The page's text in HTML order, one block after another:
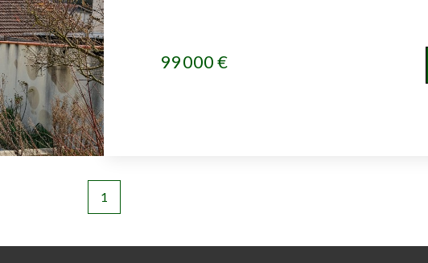
99 000 €
1